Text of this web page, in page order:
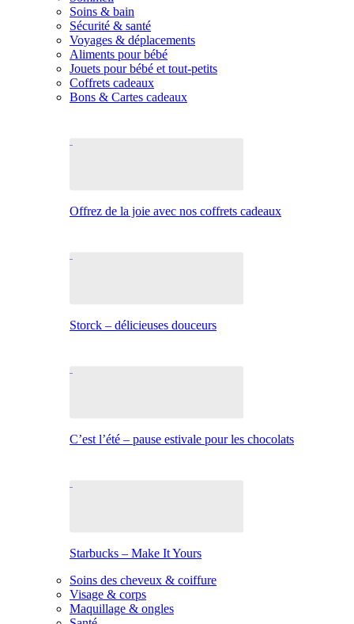
Soins & bain
Sécurité & santé
Voyages & déplacements
Aliments pour bébé
Jouets pour bébé et tout-petits
Coffrets cadeaux
Bons & Cartes cadeaux
Offrez de la joie avec nos coffrets cadeaux
Storck – délicieuses douceurs
C’est l’été – pause estivale pour les chocolats
Starbucks – Make It Yours
Soins des cheveux & coiffure
Visage & corps
Maquillage & ongles